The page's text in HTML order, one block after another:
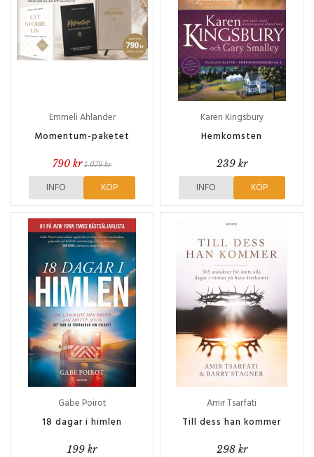
Emmeli Ahlander
Momentum-paketet
790 kr 1 079 kr
INFO KÖP
Karen Kingsbury
Hemkomsten
239 kr
INFO KÖP
Gabe Poirot
18 dagar i himlen
199 kr
Amir Tsarfati
Till dess han kommer
298 kr